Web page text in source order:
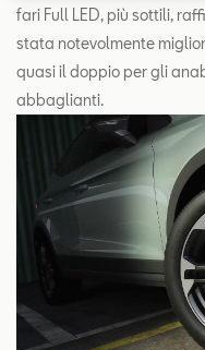
fari Full LED, più sottili,
stata notevolmente
quasi il doppio per gli
abbaglianti.